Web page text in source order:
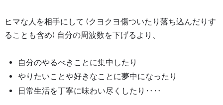
ヒマな人を相手にして (クヨクヨ傷ついたり落ち込んだりす
ることも含め) 自分の周波数を下げるより、
自分のやるべきことに集中したり
やりたいことや好きなことに夢中になったり
日常生活を丁寧に味わい尽くしたり‥‥